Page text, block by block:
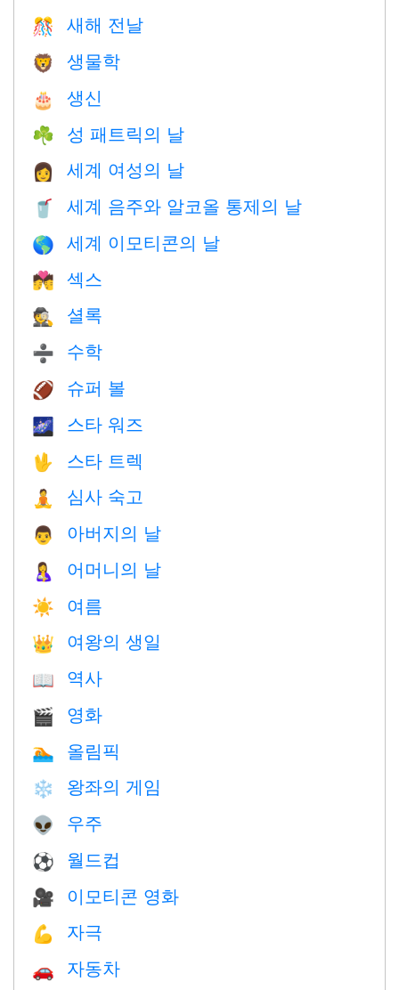
🎊 새해 전날
🦁 생물학
🎂 생신
☘️ 성 패트릭의 날
👩 세계 여성의 날
🥤 세계 음주와 알코올 통제의 날
🌎 세계 이모티콘의 날
💏 섹스
🕵️ 셜록
➗ 수학
🏈 슈퍼 볼
🌌 스타 워즈
🖖 스타 트렉
🧘 심사 숙고
👨 아버지의 날
🤱 어머니의 날
☀️ 여름
👑 여왕의 생일
📖 역사
🎬 영화
🏊 올림픽
❄️ 왕좌의 게임
👽 우주
⚽ 월드컵
🎥 이모티콘 영화
💪 자극
🚗 자동차